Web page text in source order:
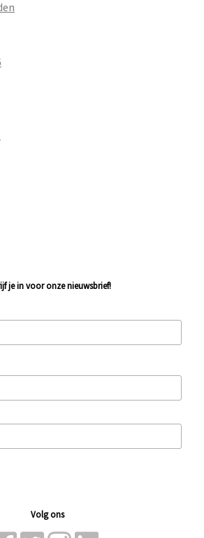
je in voor onze nieuwsbrief!
Volg ons